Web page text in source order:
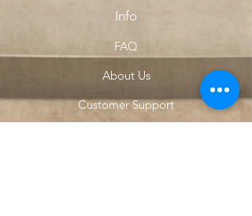
Info
FAQ
About Us
Customer Support